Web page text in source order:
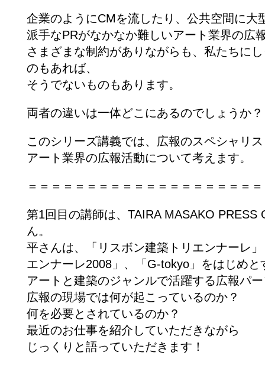
企業のようにCMを流したり、公共空間に大
派手なPRがなかなか難しいアート業界の広
さまざまな制約がありながらも、私たちに
のもあれば、
そうでないものもあります。
両者の違いは一体どこにあるのでしょうか？
このシリーズ講義では、広報のスペシャリ
アート業界の広報活動について考えます。
＝＝＝＝＝＝＝＝＝＝＝＝＝＝＝＝＝＝＝
第1回目の講師は、TAIRA MASAKO PRESS
ん。
平さんは、「リスボン建築トリエンナーレ
エンナーレ2008」、「G-tokyo」をはじめ
アートと建築のジャンルで活躍する広報パ
広報の現場では何が起こっているのか？
何を必要とされているのか？
最近のお仕事を紹介していただきながら
じっくりと語っていただきます！